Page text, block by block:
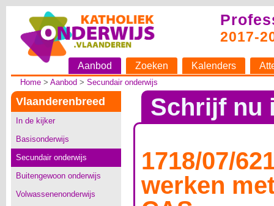
2017-
Aanbod Zoeken Kalenders
Home> Aanbod > Secundair onderwijs
Vlaanderenbreed
In de kijker
Basisonderwijs
Secundair onderwijs
Buitengewoon onderwijs
Volwassenenonderwijs
Schrijf nu
1718/07/
werken